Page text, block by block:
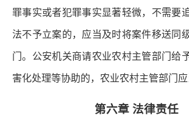
罪事实或者犯罪事实显著轻微，不需要
法不予立案的，应当及时将案件移送同
门。公安机关商请农业农村主管部门给
害化处理等协助的，农业农村主管部门应
第六章 法律责任